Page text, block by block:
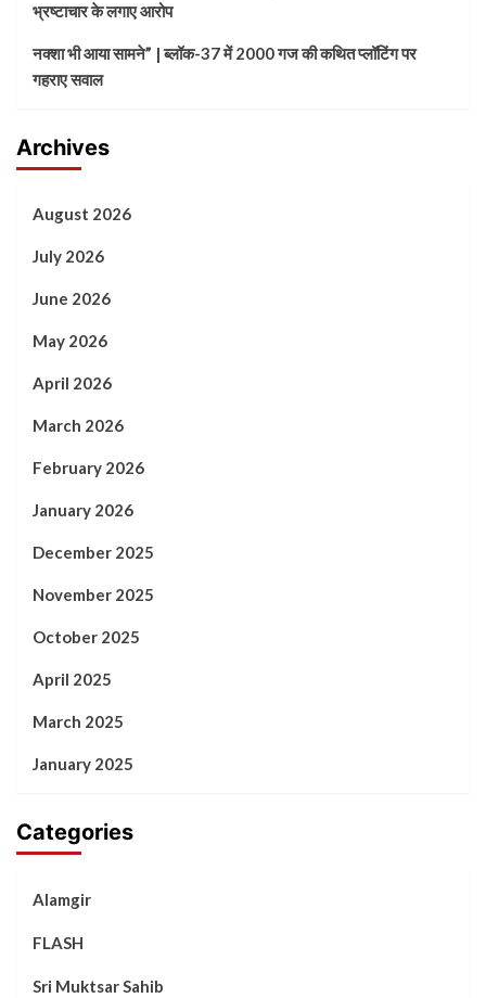
भ्रष्टाचार के लगाए आरोप
नक्शा भी आया सामने” | ब्लॉक-37 में 2000 गज की कथित प्लॉटिंग पर
गहराए सवाल
Archives
August 2026
July 2026
June 2026
May 2026
April 2026
March 2026
February 2026
January 2026
December 2025
November 2025
October 2025
April 2025
March 2025
January 2025
Categories
Alamgir
FLASH
Sri Muktsar Sahib